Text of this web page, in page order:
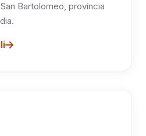
Bartolomeo, provincia